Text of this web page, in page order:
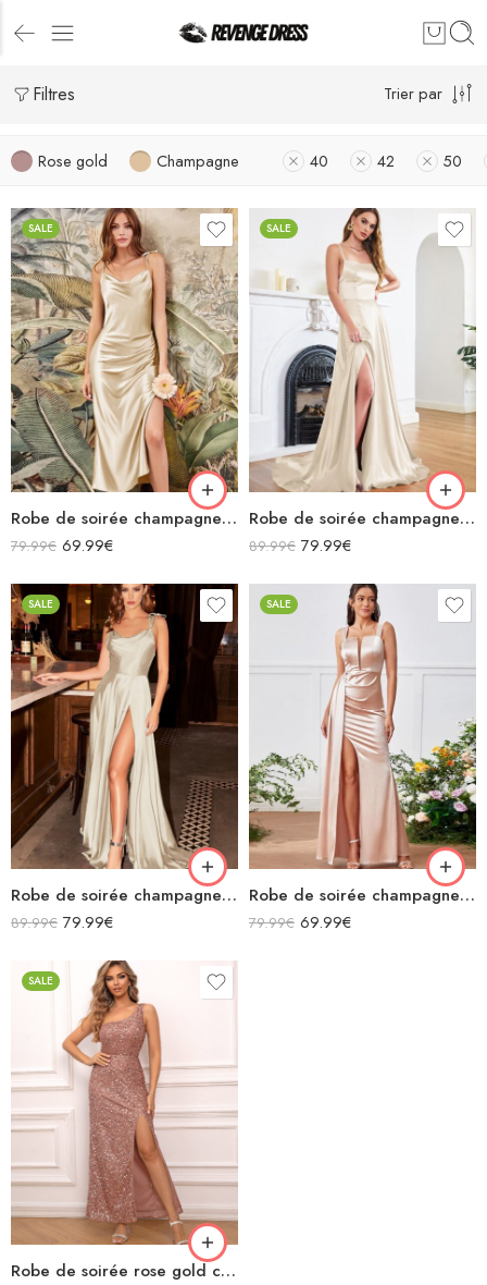
Filtres Trier par
Rose gold Champagne 40 42 50
SALE
Robe de soirée champagne en satin col bénitier mi longue fendue à bretelles sans manches
79.99€ 69.99€
SALE
Robe de soirée champagne en satin décolleté carré longue fendue sirène
89.99€ 79.99€
SALE
Robe de soirée champagne en satin fluide col bénitier bretelles longue fendue
89.99€ 79.99€
SALE
Robe de soirée champagne en satin longue fendue à bretelles
79.99€ 69.99€
SALE
Robe de soirée rose gold courte fendue asymétrique sans manches à paillettes